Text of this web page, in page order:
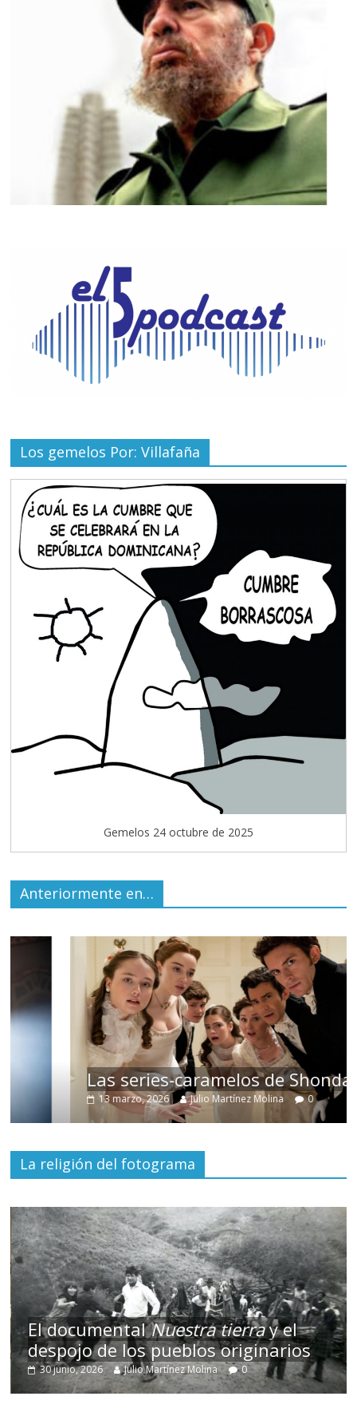
Los gemelos Por: Villafaña
Gemelos 24 octubre de 2025
Anteriormente en…
Las series-caramelos de Shondaland
13 marzo, 2026 Julio Martínez Molina 0
La religión del fotograma
El documentalNuestra tierray el
despojo de los pueblos originarios
30 junio, 2026 Julio Martínez Molina 0